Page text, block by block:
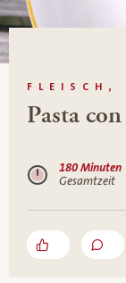
FLEISCH,
Pasta
180 Minuten
Gesamtzeit